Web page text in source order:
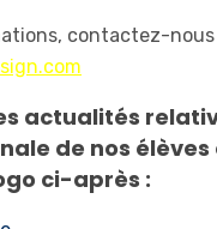
contactez-
actualités
de nos
ci-après :